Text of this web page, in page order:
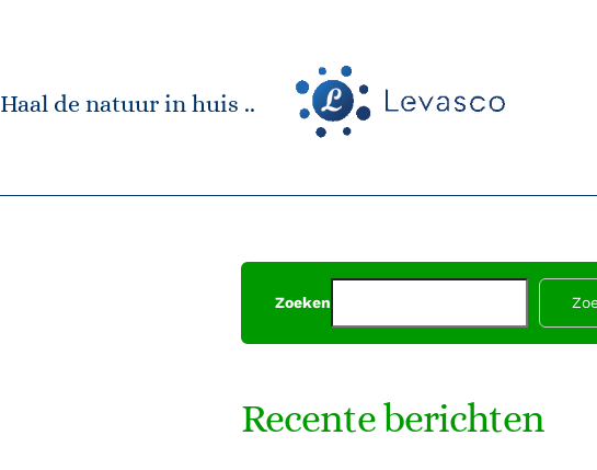
Haal de natuur in huis ..
Zoeken
Recente berichten